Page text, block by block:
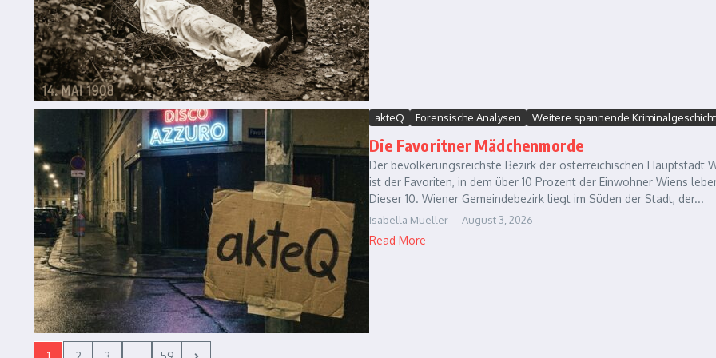
akteQ Forensische Analysen Weitere spannende
Die Favoritner Mädchenmorde
Der bevölkerungsreichste Bezirk der österreichischen Hauptstadt
ist der Favoriten, in dem über 10 Prozent der Einwohner Wiens
Dieser 10. Wiener Gemeindebezirk liegt im Süden der Stadt, der...
Isabella Mueller August 3, 2026
Read More